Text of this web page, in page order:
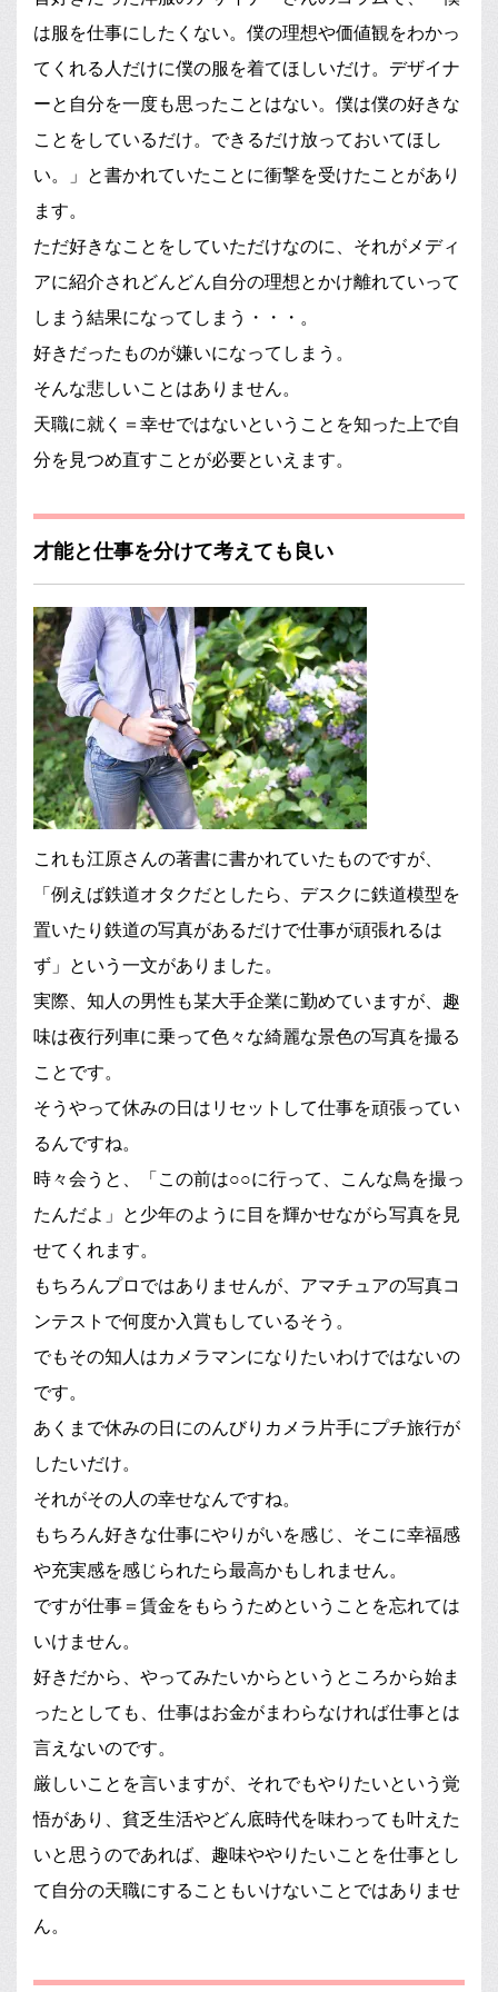
は服を仕事にしたくない。僕の理想や価値観をわかっ
てくれる人だけに僕の服を着てほしいだけ。デザイナ
ーと自分を一度も思ったことはない。僕は僕の好きな
ことをしているだけ。できるだけ放っておいてほし
い。」と書かれていたことに衝撃を受けたことがあり
ます。
ただ好きなことをしていただけなのに、それがメディ
アに紹介されどんどん自分の理想とかけ離れていって
しまう結果になってしまう・・・。
好きだったものが嫌いになってしまう。
そんな悲しいことはありません。
天職に就く＝幸せではないということを知った上で自
分を見つめ直すことが必要といえます。
才能と仕事を分けて考えても良い
これも江原さんの著書に書かれていたものですが、
「例えば鉄道オタクだとしたら、デスクに鉄道模型を
置いたり鉄道の写真があるだけで仕事が頑張れるは
ず」という一文がありました。
実際、知人の男性も某大手企業に勤めていますが、趣
味は夜行列車に乗って色々な綺麗な景色の写真を撮る
ことです。
そうやって休みの日はリセットして仕事を頑張ってい
るんですね。
時々会うと、「この前は○○に行って、こんな鳥を撮っ
たんだよ」と少年のように目を輝かせながら写真を見
せてくれます。
もちろんプロではありませんが、アマチュアの写真コ
ンテストで何度か入賞もしているそう。
でもその知人はカメラマンになりたいわけではないの
です。
あくまで休みの日にのんびりカメラ片手にプチ旅行が
したいだけ。
それがその人の幸せなんですね。
もちろん好きな仕事にやりがいを感じ、そこに幸福感
や充実感を感じられたら最高かもしれません。
ですが仕事＝賃金をもらうためということを忘れては
いけません。
好きだから、やってみたいからというところから始ま
ったとしても、仕事はお金がまわらなければ仕事とは
言えないのです。
厳しいことを言いますが、それでもやりたいという覚
悟があり、貧乏生活やどん底時代を味わっても叶えた
いと思うのであれば、趣味ややりたいことを仕事とし
て自分の天職にすることもいけないことではありませ
ん。